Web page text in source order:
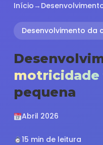
Início →
Desenvolvimento da
motricidade
pequena
Abril 2026
15 min de leitura